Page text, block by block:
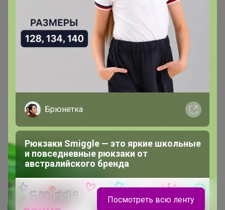
Самое выгодное
Хиты продаж
Самое желанное
Самое быстрое
Начать зарабатывать с 24-ok
Picabox.ru - Лучшее место для ваших изображений
Розыгрыш - Генератор случайных чисел
Пульс нашего маркетплейса
Укорачиватель ссылок
Брюнетка
Рюкзаки Smiggle — это яркие школьные
и повседневные рюкзаки от
австралийского бренда
Посмотреть всю ленту